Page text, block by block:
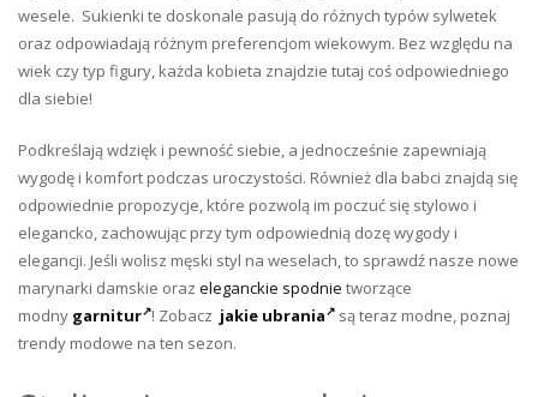
wesele. Sukienki te doskonale pasują do różnych typów sylwetek
oraz odpowiadają różnym preferencjom wiekowym. Bez względu na
wiek czy typ figury, każda kobieta znajdzie tutaj coś odpowiedniego
dla siebie!
Podkreślają wdzięk i pewność siebie, a jednocześnie zapewniają
wygodę i komfort podczas uroczystości. Również dla babci znajdą się
odpowiednie propozycje, które pozwolą im poczuć się stylowo i
elegancko, zachowując przy tym odpowiednią dozę wygody i
elegancji. Jeśli wolisz męski styl na weselach, to sprawdź nasze nowe
marynarki damskie oraz eleganckie spodnie tworzące
modny garnitur ! Zobacz jakie ubrania
są teraz modne, poznaj
trendy modowe na ten sezon.